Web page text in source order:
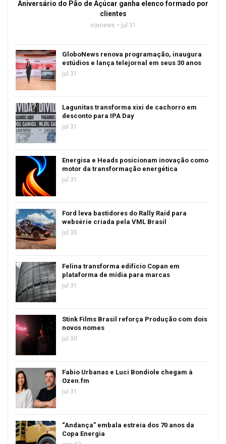
Aniversário do Pão de Açúcar ganha elenco formado por
clientes
voxnews jul 31
GloboNews renova programação, inaugura
estúdios e lança telejornal em seus 30 anos
jul 31
Lagunitas transforma xixi de cachorro em
desconto para IPA Day
jul 31
Energisa e Heads posicionam inovação como
motor da transformação energética
jul 31
Ford leva bastidores do Rally Raid para
websérie criada pela VML Brasil
jul 30
Felina transforma edifício Copan em
plataforma de mídia para marcas
jul 31
Stink Films Brasil reforça Produção com dois
novos nomes
jul 30
Fabio Urbanas e Luci Bondiole chegam à
Ozen.fm
jul 31
“Andança” embala estreia dos 70 anos da
Copa Energia